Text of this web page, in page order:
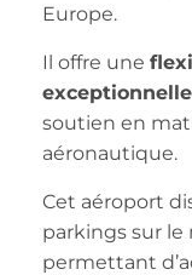
Europe.
Il offre une
exceptionnelle
soutien en
aéronautique.
Cet aéroport
parkings sur le
permettant